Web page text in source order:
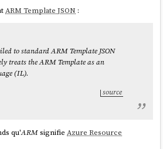
ARM Template JSON :
to standard ARM Template JSON
treats the ARM Template as an
(IL).
source
qu'ARMsignifieAzure Resource